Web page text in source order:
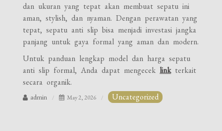
dan ukuran yang tepat akan membuat sepatu ini
aman, stylish, dan nyaman. Dengan perawatan yang
tepat, sepatu anti slip bisa menjadi investasi jangka
panjang untuk gaya formal yang aman dan modern.
Untuk panduan lengkap model dan harga sepatu
anti slip formal, Anda dapat mengeceklinkterkait
secara organik.
admin May 2, 2026 Uncategorized